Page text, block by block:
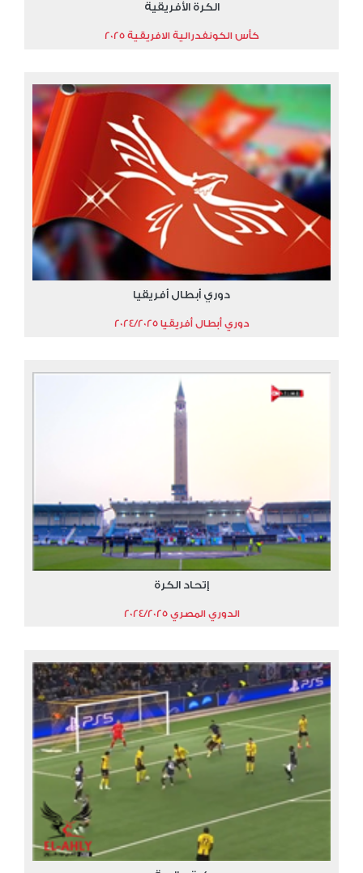
الكرة الأفريقية
كأس الكونفدرالية الافريقية 2025
دوري أبطال أفريقيا
دوري أبطال أفريقيا 2024/2025
إتحاد الكرة
الدوري المصري 2024/2025